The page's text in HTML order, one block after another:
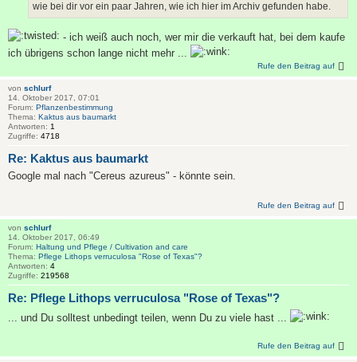
wie bei dir vor ein paar Jahren, wie ich hier im Archiv gefunden habe.
- ich weiß auch noch, wer mir die verkauft hat, bei dem kaufe
ich übrigens schon lange nicht mehr ...
Rufe den Beitrag auf
von schlurf
14. Oktober 2017, 07:01
Forum: Pflanzenbestimmung
Thema: Kaktus aus baumarkt
Antworten: 1
Zugriffe: 4718
Re: Kaktus aus baumarkt
Google mal nach "Cereus azureus" - könnte sein.
Rufe den Beitrag auf
von schlurf
14. Oktober 2017, 06:49
Forum: Haltung und Pflege / Cultivation and care
Thema: Pflege Lithops verruculosa "Rose of Texas"?
Antworten: 4
Zugriffe: 219568
Re: Pflege Lithops verruculosa "Rose of Texas"?
... und Du solltest unbedingt teilen, wenn Du zu viele hast ...
Rufe den Beitrag auf